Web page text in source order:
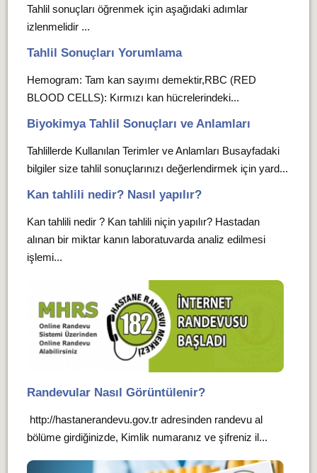
Tahlil sonuçları öğrenmek için aşağıdaki adımlar
izlenmelidir ...
Tahlil Sonuçları Yorumlama
Hemogram: Tam kan sayımı demektir,RBC (RED
BLOOD CELLS): Kırmızı kan hücrelerindeki...
Biyokimya Tahlil Sonuçları ve Anlamları
Tahlillerde Kullanılan Terimler ve Anlamları Busayfadaki
bilgiler size tahlil sonuçlarınızı değerlendirmek için yard...
Kan tahlili nedir? Nasıl yapılır?
Kan tahlili nedir ? Kan tahlili niçin yapılır? Hastadan
alınan bir miktar kanın laboratuvarda analiz edilmesi
işlemi...
Randevular Nasıl Görüntülenir?
http://hastanerandevu.gov.tr adresinden randevu al
bölüme girdiğinizde, Kimlik numaranız ve şifreniz il...